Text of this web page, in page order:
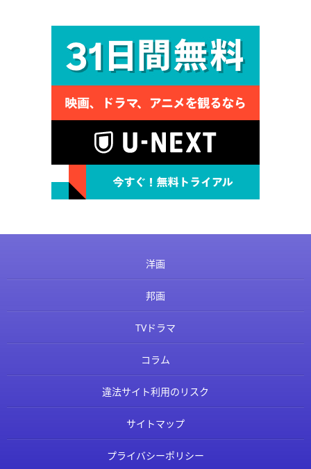
洋画
邦画
TVドラマ
コラム
違法サイト利用のリスク
サイトマップ
プライバシーポリシー